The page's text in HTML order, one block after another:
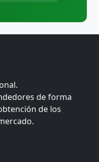
de forma
de los